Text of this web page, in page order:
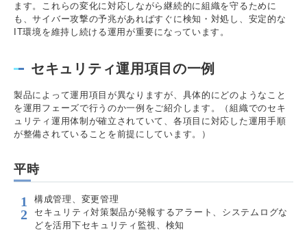
ます。これらの変化に対応しながら継続的に組織を守るために
も、サイバー攻撃の予兆があればすぐに検知・対処し、安定的な
IT環境を維持し続ける運用が重要になっています。
セキュリティ運用項目の一例
製品によって運用項目が異なりますが、具体的にどのようなこと
を運用フェーズで行うのか一例をご紹介します。（組織でのセキ
ュリティ運用体制が確立されていて、各項目に対応した運用手順
が整備されていることを前提にしています。）
平時
構成管理、変更管理
セキュリティ対策製品が発報するアラート、システムログな
どを活用下セキュリティ監視、検知